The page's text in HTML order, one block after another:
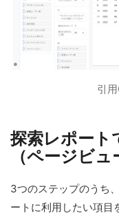
引
探索レポート
（ページビ
3つのステップのうち
ートに利用したい項目